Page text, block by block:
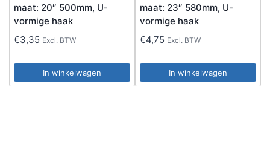
maat: 20″ 500mm, U-
vormige haak
€3,35 Excl. BTW
In winkelwagen
maat: 23″ 580mm, U-
vormige haak
€4,75 Excl. BTW
In winkelwagen